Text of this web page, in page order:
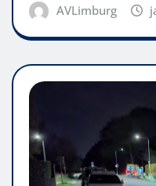
AVLimburg